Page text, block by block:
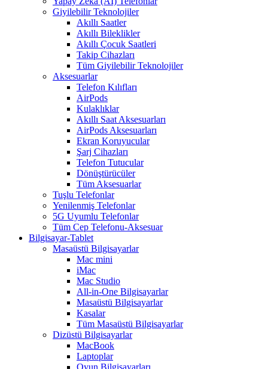
Giyilebilir Teknolojiler
Akıllı Saatler
Akıllı Bileklikler
Akıllı Çocuk Saatleri
Takip Cihazları
Tüm Giyilebilir Teknolojiler
Aksesuarlar
Telefon Kılıfları
AirPods
Kulaklıklar
Akıllı Saat Aksesuarları
AirPods Aksesuarları
Ekran Koruyucular
Şarj Cihazları
Telefon Tutucular
Dönüştürücüler
Tüm Aksesuarlar
Tuşlu Telefonlar
Yenilenmiş Telefonlar
5G Uyumlu Telefonlar
Tüm Cep Telefonu-Aksesuar
Bilgisayar-Tablet
Masaüstü Bilgisayarlar
Mac mini
iMac
Mac Studio
All-in-One Bilgisayarlar
Masaüstü Bilgisayarlar
Kasalar
Tüm Masaüstü Bilgisayarlar
Dizüstü Bilgisayarlar
MacBook
Laptoplar
Oyun Bilgisayarları